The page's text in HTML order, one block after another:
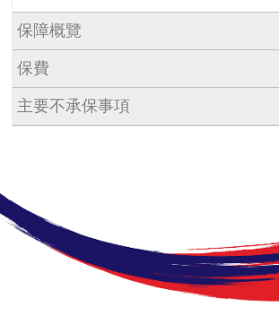
保障概覽
保費
主要不承保事項